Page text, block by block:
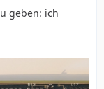
geben: ich